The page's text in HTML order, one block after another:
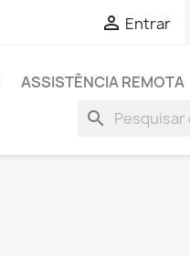
 Entrar
ASSISTÊNCIA REMOTA
search